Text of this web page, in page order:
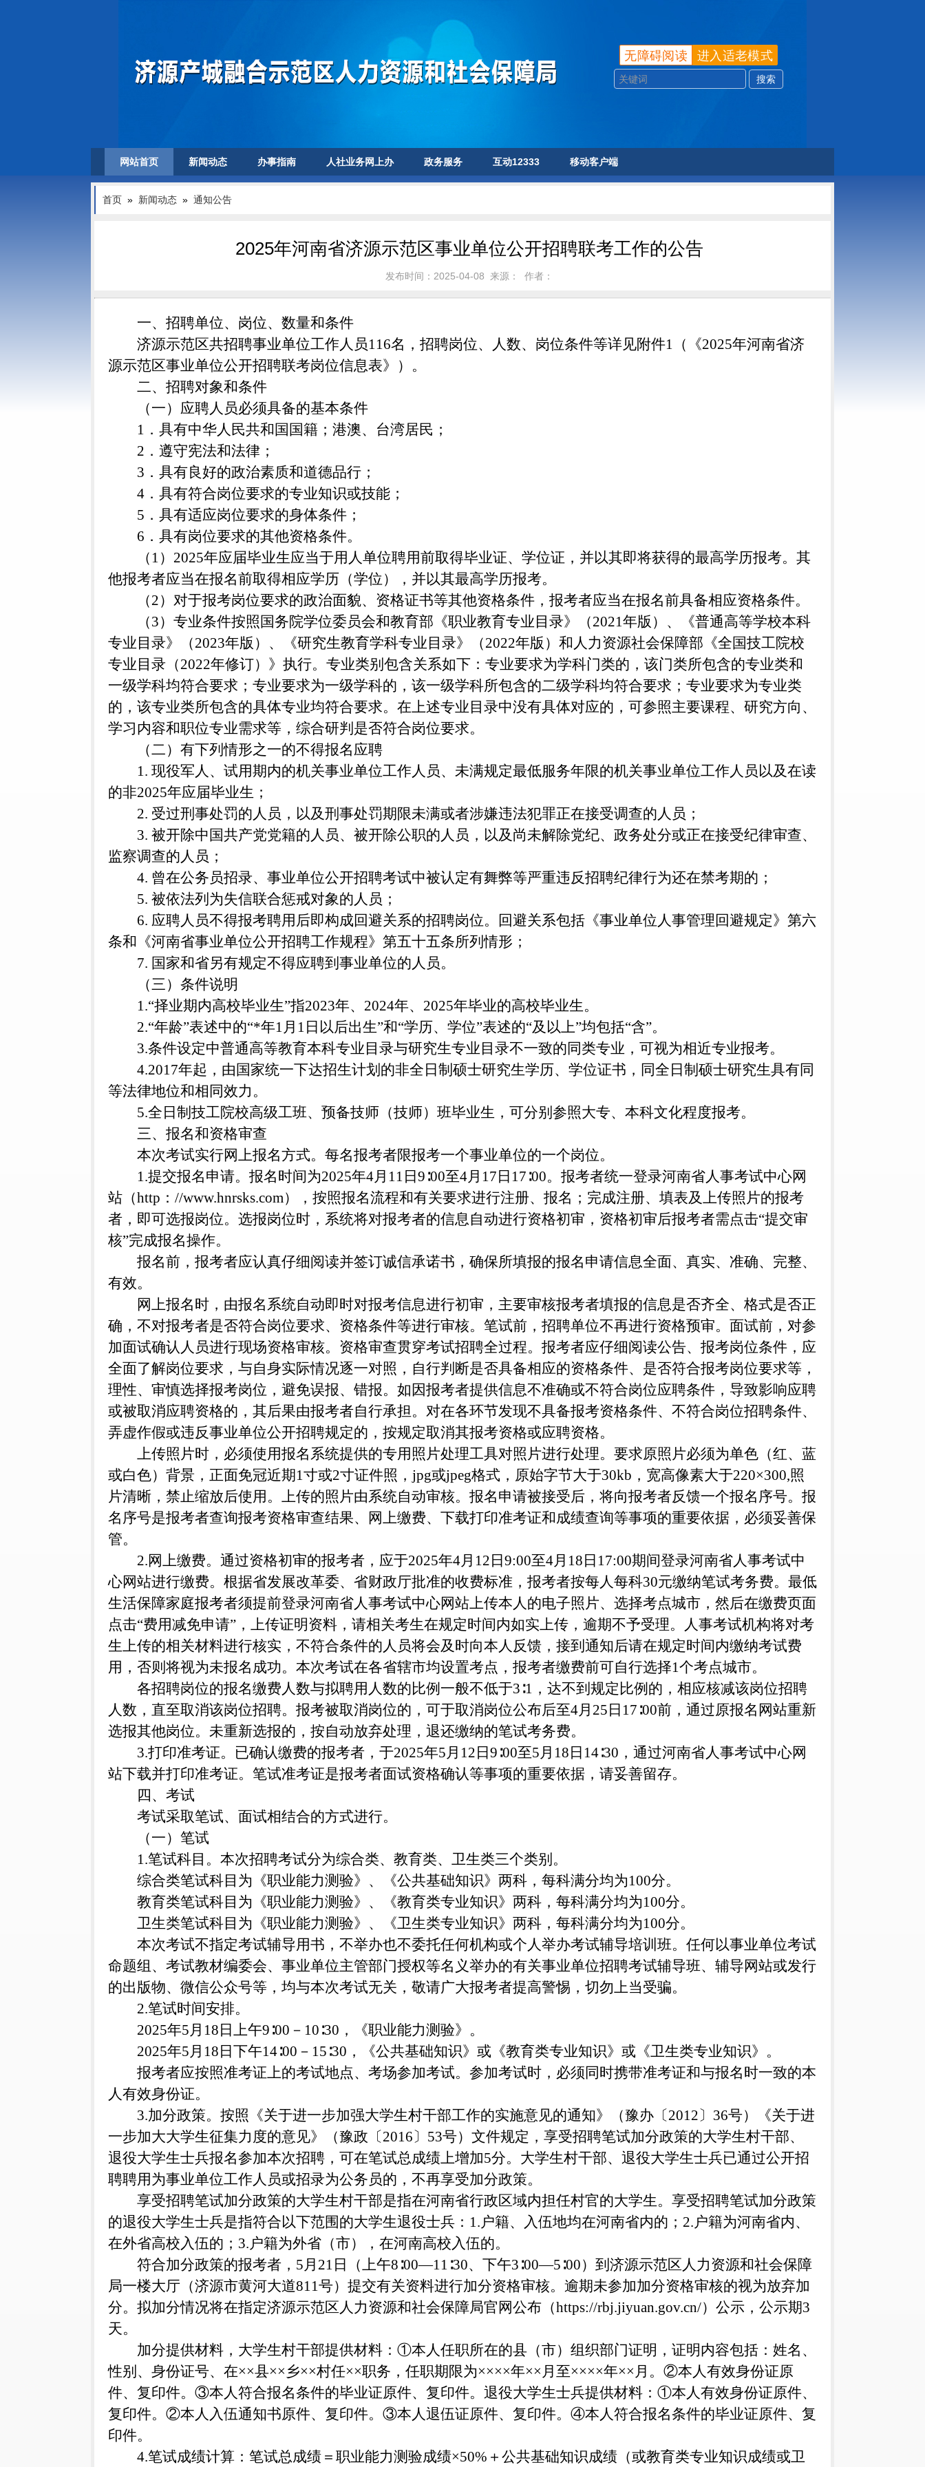
网站首页 新闻动态 办事指南 人社业务网上办 政务服务 互动12333 移动客户端
进入适老模式
无障碍阅读
首页 » 新闻动态 » 通知公告
2025年河南省济源示范区事业单位公开招聘联考工作的公告
发布时间：2025-04-08 来源： 作者：
一、招聘单位、岗位、数量和条件
济源示范区共招聘事业单位工作人员116名，招聘岗位、人数、岗位条件等详见附件1（《2025年河南省济
源示范区事业单位公开招聘联考岗位信息表》）。
二、招聘对象和条件
（一）应聘人员必须具备的基本条件
1．具有中华人民共和国国籍；港澳、台湾居民；
2．遵守宪法和法律；
3．具有良好的政治素质和道德品行；
4．具有符合岗位要求的专业知识或技能；
5．具有适应岗位要求的身体条件；
6．具有岗位要求的其他资格条件。
（1）2025年应届毕业生应当于用人单位聘用前取得毕业证、学位证，并以其即将获得的最高学历报考。其
他报考者应当在报名前取得相应学历（学位），并以其最高学历报考。
（2）对于报考岗位要求的政治面貌、资格证书等其他资格条件，报考者应当在报名前具备相应资格条件。
（3）专业条件按照国务院学位委员会和教育部《职业教育专业目录》（2021年版）、《普通高等学校本科
专业目录》（2023年版）、《研究生教育学科专业目录》（2022年版）和人力资源社会保障部《全国技工院校
专业目录（2022年修订）》执行。专业类别包含关系如下：专业要求为学科门类的，该门类所包含的专业类和
一级学科均符合要求；专业要求为一级学科的，该一级学科所包含的二级学科均符合要求；专业要求为专业类
的，该专业类所包含的具体专业均符合要求。在上述专业目录中没有具体对应的，可参照主要课程、研究方向、
学习内容和职位专业需求等，综合研判是否符合岗位要求。
（二）有下列情形之一的不得报名应聘
1. 现役军人、试用期内的机关事业单位工作人员、未满规定最低服务年限的机关事业单位工作人员以及在读
的非2025年应届毕业生；
2. 受过刑事处罚的人员，以及刑事处罚期限未满或者涉嫌违法犯罪正在接受调查的人员；
3. 被开除中国共产党党籍的人员、被开除公职的人员，以及尚未解除党纪、政务处分或正在接受纪律审查、
监察调查的人员；
4. 曾在公务员招录、事业单位公开招聘考试中被认定有舞弊等严重违反招聘纪律行为还在禁考期的；
5. 被依法列为失信联合惩戒对象的人员；
6. 应聘人员不得报考聘用后即构成回避关系的招聘岗位。回避关系包括《事业单位人事管理回避规定》第六
条和《河南省事业单位公开招聘工作规程》第五十五条所列情形；
7. 国家和省另有规定不得应聘到事业单位的人员。
（三）条件说明
1.“择业期内高校毕业生”指2023年、2024年、2025年毕业的高校毕业生。
2.“年龄”表述中的“*年1月1日以后出生”和“学历、学位”表述的“及以上”均包括“含”。
3.条件设定中普通高等教育本科专业目录与研究生专业目录不一致的同类专业，可视为相近专业报考。
4.2017年起，由国家统一下达招生计划的非全日制硕士研究生学历、学位证书，同全日制硕士研究生具有同
等法律地位和相同效力。
5.全日制技工院校高级工班、预备技师（技师）班毕业生，可分别参照大专、本科文化程度报考。
三、报名和资格审查
本次考试实行网上报名方式。每名报考者限报考一个事业单位的一个岗位。
1.提交报名申请。报名时间为2025年4月11日9∶00至4月17日17∶00。报考者统一登录河南省人事考试中心网
站（http：//www.hnrsks.com），按照报名流程和有关要求进行注册、报名；完成注册、填表及上传照片的报考
者，即可选报岗位。选报岗位时，系统将对报考者的信息自动进行资格初审，资格初审后报考者需点击“提交审
核”完成报名操作。
报名前，报考者应认真仔细阅读并签订诚信承诺书，确保所填报的报名申请信息全面、真实、准确、完整、
有效。
网上报名时，由报名系统自动即时对报考信息进行初审，主要审核报考者填报的信息是否齐全、格式是否正
确，不对报考者是否符合岗位要求、资格条件等进行审核。笔试前，招聘单位不再进行资格预审。面试前，对参
加面试确认人员进行现场资格审核。资格审查贯穿考试招聘全过程。报考者应仔细阅读公告、报考岗位条件，应
全面了解岗位要求，与自身实际情况逐一对照，自行判断是否具备相应的资格条件、是否符合报考岗位要求等，
理性、审慎选择报考岗位，避免误报、错报。如因报考者提供信息不准确或不符合岗位应聘条件，导致影响应聘
或被取消应聘资格的，其后果由报考者自行承担。对在各环节发现不具备报考资格条件、不符合岗位招聘条件、
弄虚作假或违反事业单位公开招聘规定的，按规定取消其报考资格或应聘资格。
上传照片时，必须使用报名系统提供的专用照片处理工具对照片进行处理。要求原照片必须为单色（红、蓝
或白色）背景，正面免冠近期1寸或2寸证件照，jpg或jpeg格式，原始字节大于30kb，宽高像素大于220×300,照
片清晰，禁止缩放后使用。上传的照片由系统自动审核。报名申请被接受后，将向报考者反馈一个报名序号。报
名序号是报考者查询报考资格审查结果、网上缴费、下载打印准考证和成绩查询等事项的重要依据，必须妥善保
管。
2.网上缴费。通过资格初审的报考者，应于2025年4月12日9:00至4月18日17:00期间登录河南省人事考试中
心网站进行缴费。根据省发展改革委、省财政厅批准的收费标准，报考者按每人每科30元缴纳笔试考务费。最低
生活保障家庭报考者须提前登录河南省人事考试中心网站上传本人的电子照片、选择考点城市，然后在缴费页面
点击“费用减免申请”，上传证明资料，请相关考生在规定时间内如实上传，逾期不予受理。人事考试机构将对考
生上传的相关材料进行核实，不符合条件的人员将会及时向本人反馈，接到通知后请在规定时间内缴纳考试费
用，否则将视为未报名成功。本次考试在各省辖市均设置考点，报考者缴费前可自行选择1个考点城市。
各招聘岗位的报名缴费人数与拟聘用人数的比例一般不低于3∶1，达不到规定比例的，相应核减该岗位招聘
人数，直至取消该岗位招聘。报考被取消岗位的，可于取消岗位公布后至4月25日17∶00前，通过原报名网站重新
选报其他岗位。未重新选报的，按自动放弃处理，退还缴纳的笔试考务费。
3.打印准考证。已确认缴费的报考者，于2025年5月12日9∶00至5月18日14∶30，通过河南省人事考试中心网
站下载并打印准考证。笔试准考证是报考者面试资格确认等事项的重要依据，请妥善留存。
四、考试
考试采取笔试、面试相结合的方式进行。
（一）笔试
1.笔试科目。本次招聘考试分为综合类、教育类、卫生类三个类别。
综合类笔试科目为《职业能力测验》、《公共基础知识》两科，每科满分均为100分。
教育类笔试科目为《职业能力测验》、《教育类专业知识》两科，每科满分均为100分。
卫生类笔试科目为《职业能力测验》、《卫生类专业知识》两科，每科满分均为100分。
本次考试不指定考试辅导用书，不举办也不委托任何机构或个人举办考试辅导培训班。任何以事业单位考试
命题组、考试教材编委会、事业单位主管部门授权等名义举办的有关事业单位招聘考试辅导班、辅导网站或发行
的出版物、微信公众号等，均与本次考试无关，敬请广大报考者提高警惕，切勿上当受骗。
2.笔试时间安排。
2025年5月18日上午9∶00－10∶30，《职业能力测验》。
2025年5月18日下午14∶00－15∶30，《公共基础知识》或《教育类专业知识》或《卫生类专业知识》。
报考者应按照准考证上的考试地点、考场参加考试。参加考试时，必须同时携带准考证和与报名时一致的本
人有效身份证。
3.加分政策。按照《关于进一步加强大学生村干部工作的实施意见的通知》（豫办〔2012〕36号）《关于进
一步加大大学生征集力度的意见》（豫政〔2016〕53号）文件规定，享受招聘笔试加分政策的大学生村干部、
退役大学生士兵报名参加本次招聘，可在笔试总成绩上增加5分。大学生村干部、退役大学生士兵已通过公开招
聘聘用为事业单位工作人员或招录为公务员的，不再享受加分政策。
享受招聘笔试加分政策的大学生村干部是指在河南省行政区域内担任村官的大学生。享受招聘笔试加分政策
的退役大学生士兵是指符合以下范围的大学生退役士兵：1.户籍、入伍地均在河南省内的；2.户籍为河南省内、
在外省高校入伍的；3.户籍为外省（市），在河南高校入伍的。
符合加分政策的报考者，5月21日（上午8∶00—11∶30、下午3∶00—5∶00）到济源示范区人力资源和社会保障
局一楼大厅（济源市黄河大道811号）提交有关资料进行加分资格审核。逾期未参加加分资格审核的视为放弃加
分。拟加分情况将在指定济源示范区人力资源和社会保障局官网公布（https://rbj.jiyuan.gov.cn/）公示，公示期3
天。
加分提供材料，大学生村干部提供材料：①本人任职所在的县（市）组织部门证明，证明内容包括：姓名、
性别、身份证号、在××县××乡××村任××职务，任职期限为××××年××月至××××年××月。②本人有效身份证原
件、复印件。③本人符合报名条件的毕业证原件、复印件。退役大学生士兵提供材料：①本人有效身份证原件、
复印件。②本人入伍通知书原件、复印件。③本人退伍证原件、复印件。④本人符合报名条件的毕业证原件、复
印件。
4.笔试成绩计算：笔试总成绩＝职业能力测验成绩×50%＋公共基础知识成绩（或教育类专业知识成绩或卫